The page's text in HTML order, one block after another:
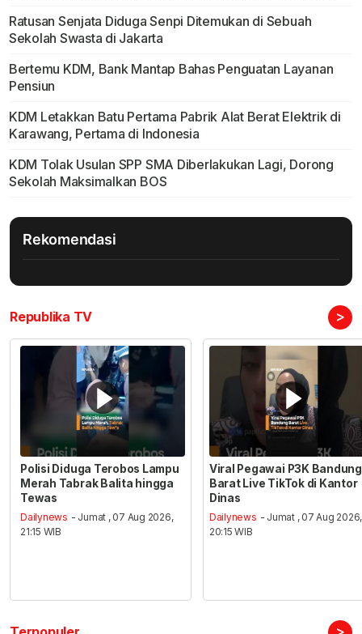
Ratusan Senjata Diduga Senpi Ditemukan di Sebuah
Sekolah Swasta di Jakarta
Bertemu KDM, Bank Mantap Bahas Penguatan Layanan
Pensiun
KDM Letakkan Batu Pertama Pabrik Alat Berat Elektrik di
Karawang, Pertama di Indonesia
KDM Tolak Usulan SPP SMA Diberlakukan Lagi, Dorong
Sekolah Maksimalkan BOS
Rekomendasi
Republika TV >
Polisi Diduga Terobos Lampu
Merah Tabrak Balita hingga
Tewas
Dailynews - Jumat , 07 Aug 2026,
21:15 WIB
Viral Pegawai P3K Bandung
Barat Live TikTok di Kantor
Dinas
Dailynews - Jumat , 07 Aug 2026,
20:15 WIB
>